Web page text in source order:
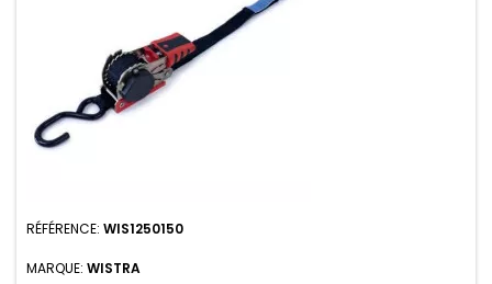
RÉFÉRENCE: WIS1250150
MARQUE: WISTRA